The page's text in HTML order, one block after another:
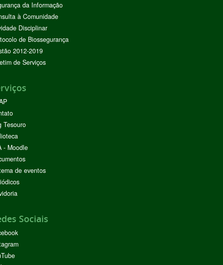
da Informação
à Comunidade
Disciplinar
de Biossegurança
2012-2019
de Serviços
Tesouro
- Moodle
de eventos
Sociais